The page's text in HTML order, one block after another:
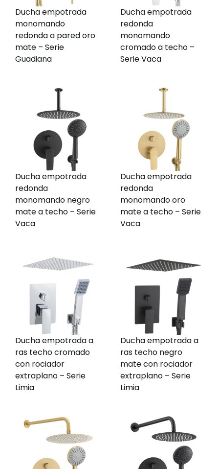
Ducha empotrada
monomando
redonda a pared oro
mate – Serie
Guadiana
Ducha empotrada
redonda
monomando
cromado a techo –
Serie Vaca
Ducha empotrada
redonda
monomando negro
mate a techo – Serie
Vaca
Ducha empotrada
redonda
monomando oro
mate a techo – Serie
Vaca
Ducha empotrada a
ras techo cromado
con rociador
extraplano – Serie
Limia
Ducha empotrada a
ras techo negro
mate con rociador
extraplano – Serie
Limia